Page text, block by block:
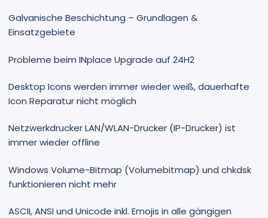
Galvanische Beschichtung – Grundlagen &
Einsatzgebiete
Probleme beim INplace Upgrade auf 24H2
Desktop Icons werden immer wieder weiß, dauerhafte
Icon Reparatur nicht möglich
Netzwerkdrucker LAN/WLAN-Drucker (IP-Drucker) ist
immer wieder offline
Windows Volume-Bitmap (Volumebitmap) und chkdsk
funktionieren nicht mehr
ASCII, ANSI und Unicode inkl. Emojis in alle gängigen